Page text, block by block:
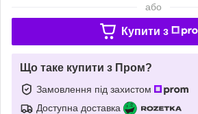
або
Купити з
Що таке купити з Пром?
Замовлення під захистом
Доступна доставка